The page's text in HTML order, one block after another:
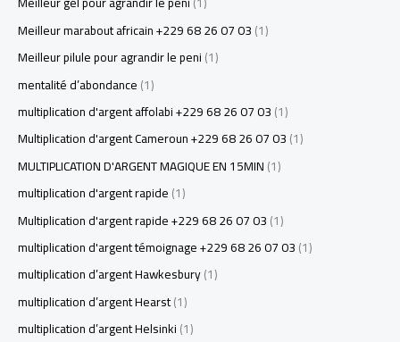
Meilleur marabout africain +229 68 26 07 03(1)
Meilleur pilule pour agrandir le peni(1)
mentalité d’abondance(1)
multiplication d'argent affolabi +229 68 26 07 03(1)
Multiplication d'argent Cameroun +229 68 26 07 03(1)
MULTIPLICATION D'ARGENT MAGIQUE EN 15MIN(1)
multiplication d'argent rapide(1)
Multiplication d'argent rapide +229 68 26 07 03(1)
multiplication d'argent témoignage +229 68 26 07 03(1)
multiplication d’argent Hawkesbury(1)
multiplication d’argent Hearst(1)
multiplication d’argent Helsinki(1)